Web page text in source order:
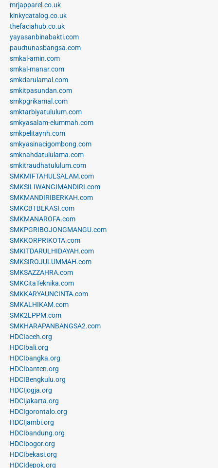
mrjapparel.co.uk
kinkycatalog.co.uk
thefaciahub.co.uk
yayasanbinabakti.com
paudtunasbangsa.com
smkal-amin.com
smkal-manar.com
smkdarulamal.com
smkitpasundan.com
smkpgrikamal.com
smktarbiyatululum.com
smkyasalam-elummah.com
smkpelitaynh.com
smkyasinacigombong.com
smknahdatululama.com
smkitraudhatululum.com
SMKMIFTAHULSALAM.com
SMKSILIWANGIMANDIRI.com
SMKMANDIRIBERKAH.com
SMKCBTBEKASI.com
SMKMANAROFA.com
SMKPGRIBOJONGMANGU.com
SMKKORPRIKOTA.com
SMKITDARULHIDAYAH.com
SMKSIROJULUMMAH.com
SMKSAZZAHRA.com
SMKCitaTeknika.com
SMKKARYAUNCINTA.com
SMKALHIKAM.com
SMK2LPPM.com
SMKHARAPANBANGSA2.com
HDCIaceh.org
HDCIbali.org
HDCIbangka.org
HDCIbanten.org
HDCIBengkulu.org
HDCIjogja.org
HDCIjakarta.org
HDCIgorontalo.org
HDCIjambi.org
HDCIbandung.org
HDCIbogor.org
HDCIbekasi.org
HDCIdepok.org